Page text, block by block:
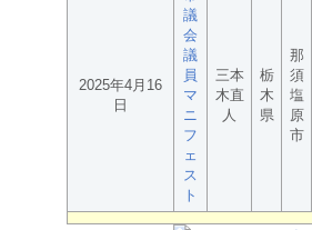
2025年4月16
日
議
会
議
員
マ
ニ
フ
ェ
ス
ト
三本
木直
人
栃
木
県
那
須
塩
原
市